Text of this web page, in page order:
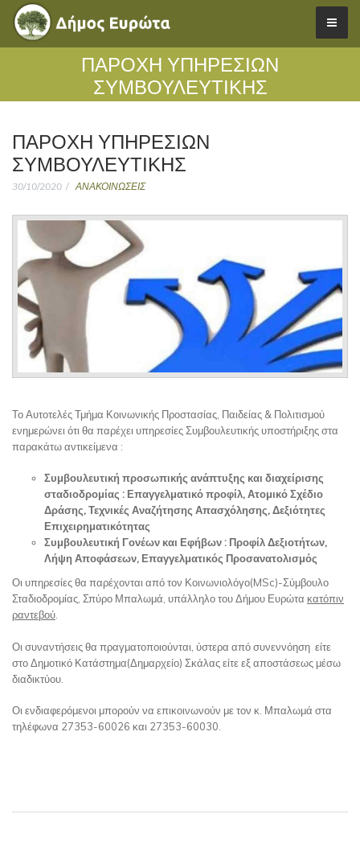
ΠΑΡΟΧΗ ΥΠΗΡΕΣΙΩΝ
ΣΥΜΒΟΥΛΕΥΤΙΚΗΣ
ΠΑΡΟΧΗ ΥΠΗΡΕΣΙΩΝ
ΣΥΜΒΟΥΛΕΥΤΙΚΗΣ
30/10/2020 ΑΝΑΚΟΙΝΩΣΕΙΣ
Το Αυτοτελές Τμήμα Κοινωνικής Προστασίας, Παιδείας & Πολιτισμού
ενημερώνει ότι θα παρέχει υπηρεσίες Συμβουλευτικής υποστήριξης στα
παρακάτω αντικείμενα :
Συμβουλευτική προσωπικής ανάπτυξης και διαχείρισης
σταδιοδρομίας : Επαγγελματικό προφίλ, Ατομικό Σχέδιο
Δράσης, Τεχνικές Αναζήτησης Απασχόλησης, Δεξιότητες
Επιχειρηματικότητας
Συμβουλευτική Γονέων και Εφήβων : Προφίλ Δεξιοτήτων,
Λήψη Αποφάσεων, Επαγγελματικός Προσανατολισμός
Οι υπηρεσίες θα παρέχονται από τον Κοινωνιολόγο(MSc)-Σύμβουλο
Σταδιοδρομίας, Σπύρο Μπαλωμά, υπάλληλο του Δήμου Ευρώτα κατόπιν
ραντεβού.
Οι συναντήσεις θα πραγματοποιούνται, ύστερα από συνεννόηση είτε
στο Δημοτικό Κατάστημα(Δημαρχείο) Σκάλας είτε εξ αποστάσεως μέσω
διαδικτύου.
Οι ενδιαφερόμενοι μπορούν να επικοινωνούν με τον κ. Μπαλωμά στα
τηλέφωνα 27353-60026 και 27353-60030.